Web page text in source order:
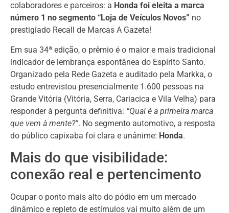
colaboradores e parceiros: a Honda foi eleita a marca
número 1 no segmento “Loja de Veículos Novos” no
prestigiado Recall de Marcas A Gazeta!
Em sua 34ª edição, o prêmio é o maior e mais tradicional
indicador de lembrança espontânea do Espírito Santo.
Organizado pela Rede Gazeta e auditado pela Markka, o
estudo entrevistou presencialmente 1.600 pessoas na
Grande Vitória (Vitória, Serra, Cariacica e Vila Velha) para
responder à pergunta definitiva: “Qual é a primeira marca
que vem à mente?”. No segmento automotivo, a resposta
do público capixaba foi clara e unânime: Honda.
Mais do que visibilidade:
conexão real e pertencimento
Ocupar o ponto mais alto do pódio em um mercado
dinâmico e repleto de estímulos vai muito além de um